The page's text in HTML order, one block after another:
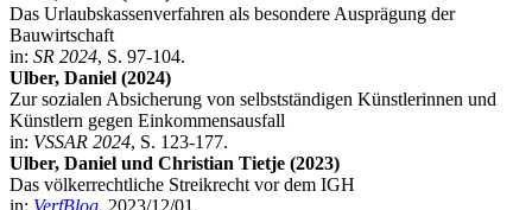
Das Urlaubskassenverfahren als besondere Ausprägung der
Bauwirtschaft
in: SR 2024, S. 97-104.
Ulber, Daniel (2024)
Zur sozialen Absicherung von selbstständigen Künstlerinnen und
Künstlern gegen Einkommensausfall
in: VSSAR 2024, S. 123-177.
Ulber, Daniel und Christian Tietje (2023)
Das völkerrechtliche Streikrecht vor dem IGH
in: VerfBlog, 2023/12/01.